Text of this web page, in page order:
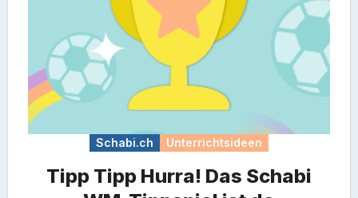
Schabi.ch Unterrichtsideen
Tipp Tipp Hurra! Das Schabi